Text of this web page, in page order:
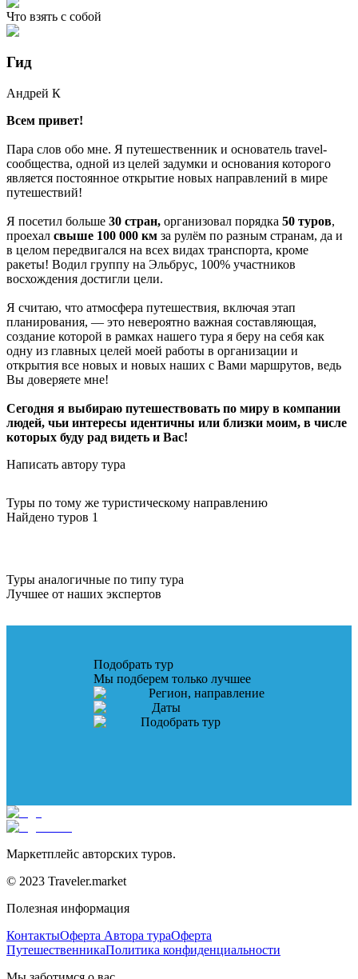
Что взять с собой
Гид
Андрей К
Всем привет!
Пара слов обо мне. Я путешественник и основатель travel-
сообщества, одной из целей задумки и основания которого
является постоянное открытие новых направлений в мире
путешествий!
Я посетил больше 30 стран, организовал порядка 50 туров,
проехал свыше 100 000 км за рулём по разным странам, да и
в целом передвигался на всех видах транспорта, кроме
ракеты! Водил группу на Эльбрус, 100% участников
восхождения достигли цели.
Я считаю, что атмосфера путешествия, включая этап
планирования, — это невероятно важная составляющая,
создание которой в рамках нашего тура я беру на себя как
одну из главных целей моей работы в организации и
открытия все новых и новых наших с Вами маршрутов, ведь
Вы доверяете мне!
Сегодня я выбираю путешествовать по миру в компании
людей, чьи интересы идентичны или близки моим, в числе
которых буду рад видеть и Вас!
Написать автору тура
Туры по тому же туристическому направлению
Найдено туров 1
Туры аналогичные по типу тура
Лучшее от наших экспертов
Подобрать тур
Мы подберем только лучшее
Регион, направление
Даты
Подобрать тур
Маркетплейс авторских туров.
© 2023 Traveler.market
Полезная информация
КонтактыОферта Автора тураОферта
ПутешественникаПолитика конфиденциальности